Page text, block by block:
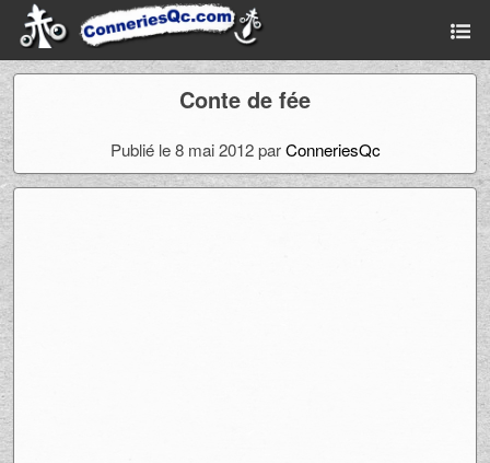
Conte de fée
Publié le 8 mai 2012 parConneriesQc